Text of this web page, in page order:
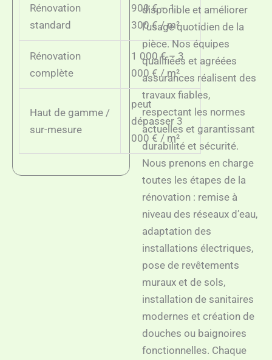
Rénovation
standard
900 € – 1
300 € / m²
Rénovation
complète
1 000 € – 3
000 € / m²
Haut de gamme /
sur-mesure
peut
dépasser 3
000 € / m²
disponible et améliorer
l’usage quotidien de la
pièce. Nos équipes
qualifiées et agréées
assurances réalisent des
travaux fiables,
respectant les normes
actuelles et garantissant
durabilité et sécurité.
Nous prenons en charge
toutes les étapes de la
rénovation : remise à
niveau des réseaux d’eau,
adaptation des
installations électriques,
pose de revêtements
muraux et de sols,
installation de sanitaires
modernes et création de
douches ou baignoires
fonctionnelles. Chaque